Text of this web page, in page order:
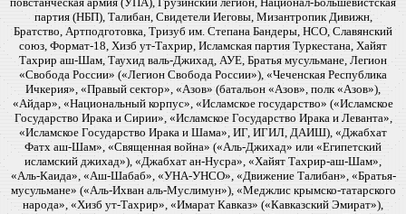
партия (НБП), Талибан, Свидетели Иеговы, Мизантропик Дивижн,
Братство, Артподготовка, Тризуб им. Степана Бандеры, НСО, Славянский
союз, Формат-18, Хизб ут-Тахрир, Исламская партия Туркестана, Хайят
Тахрир аш-Шам, Таухид валь-Джихад, АУЕ, Братья мусульмане, Легион
«Свобода России» («Легион Свобода России»), «Чеченская Республика
Ичкерия», «Правый сектор», «Азов» (батальон «Азов», полк «Азов»),
«Айдар», «Национальный корпус», «Исламское государство» («Исламское
Государство Ирака и Сирии», «Исламское Государство Ирака и Леванта»,
«Исламское Государство Ирака и Шама», ИГ, ИГИЛ, ДАИШ), «Джабхат
Фатх аш-Шам», «Священная война» («Аль-Джихад» или «Египетский
исламский джихад»), «Джабхат ан-Нусра», «Хайят Тахрир-аш-Шам»,
«Аль-Каида», «Аш-Шабаб», «УНА-УНСО», «Движение Талибан», «Братья-
мусульмане» («Аль-Ихван аль-Муслимун»), «Меджлис крымско-татарского
народа», «Хизб ут-Тахрир», «Имарат Кавказ» («Кавказский Эмират»),